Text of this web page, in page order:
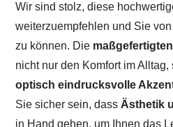
Wir sind stolz, diese
weiterzuempfehlen und Sie
zu können. Die
nicht nur den Komfort im
optisch eindrucksvolle
Sie sicher sein, dass Ästhetik
in Hand gehen, um Ihnen das